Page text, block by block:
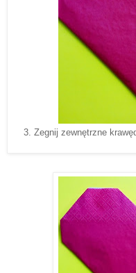
3. Zegnij zewnętrzne